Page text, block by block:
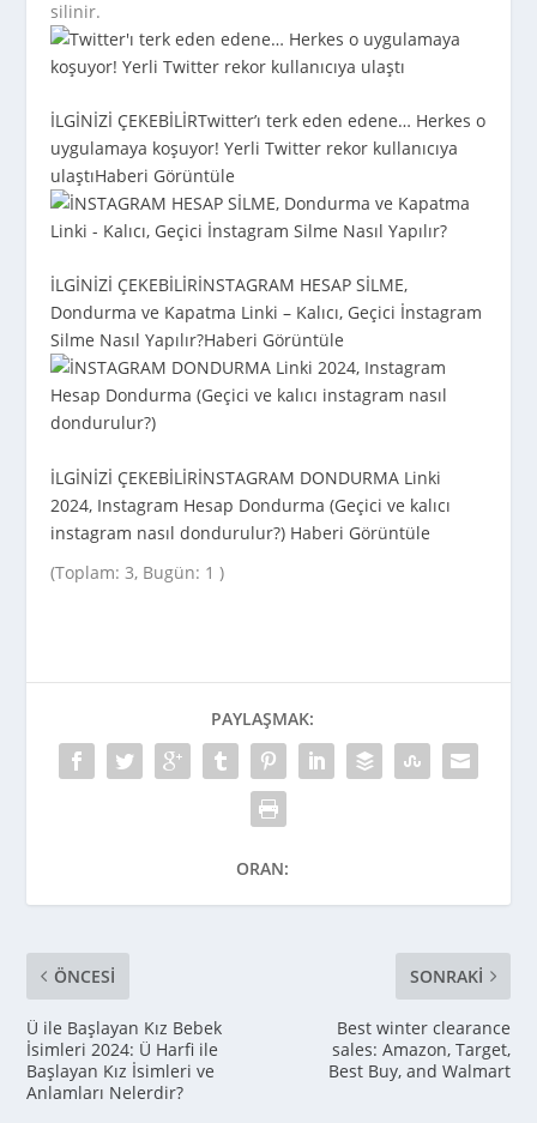
silinir.
İLGİNİZİ ÇEKEBİLİRTwitter’ı terk eden edene… Herkes o
uygulamaya koşuyor! Yerli Twitter rekor kullanıcıya
ulaştıHaberi Görüntüle
İLGİNİZİ ÇEKEBİLİRİNSTAGRAM HESAP SİLME,
Dondurma ve Kapatma Linki – Kalıcı, Geçici İnstagram
Silme Nasıl Yapılır?Haberi Görüntüle
İLGİNİZİ ÇEKEBİLİRİNSTAGRAM DONDURMA Linki
2024, Instagram Hesap Dondurma (Geçici ve kalıcı
instagram nasıl dondurulur?) Haberi Görüntüle
(Toplam: 3, Bugün: 1 )
PAYLAŞMAK:
ORAN:
ÖNCESI
Ü ile Başlayan Kız Bebek
İsimleri 2024: Ü Harfi ile
Başlayan Kız İsimleri ve
Anlamları Nelerdir?
SONRAKI
Best winter clearance
sales: Amazon, Target,
Best Buy, and Walmart